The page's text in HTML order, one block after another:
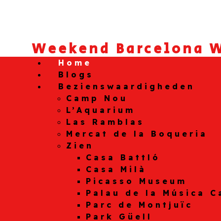
Weekend Barcelona
Home
Blogs
Bezienswaardigheden
Camp Nou
L’Aquarium
Las Ramblas
Mercat de la Boqueria
Zien
Casa Battló
Casa Milà
Picasso Museum
Palau de la Música
Parc de Montjuïc
Park Güell